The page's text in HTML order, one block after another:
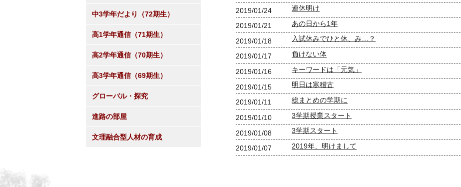
2019/01/24 連休明け
2019/01/21 あの日から1年
2019/01/18 入試休みでひと休、み…？
2019/01/17 負けない体
2019/01/16 キーワードは「元気」
2019/01/15 明日は寒稽古
2019/01/11 総まとめの学期に
2019/01/10 3学期授業スタート
2019/01/08 3学期スタート
2019/01/07 2019年、明けまして
中3学年だより（72期生）
高1学年通信（71期生）
高2学年通信（70期生）
高3学年通信（69期生）
グローバル・探究
進路の部屋
文理融合型人材の育成